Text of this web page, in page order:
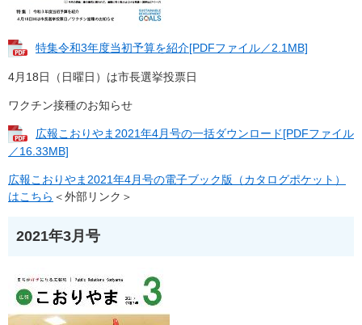
特集令和3年度当初予算を紹介[PDFファイル／2.1MB]
4月18日（日曜日）は市長選挙投票日
ワクチン接種のお知らせ
広報こおりやま2021年4月号の一括ダウンロード[PDFファイル
／16.33MB]
広報こおりやま2021年4月号の電子ブック版（カタログポケット）
はこちら ＜外部リンク＞
2021年3月号